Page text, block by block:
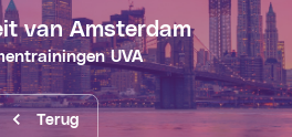
Terug
van Amsterdam
UVA